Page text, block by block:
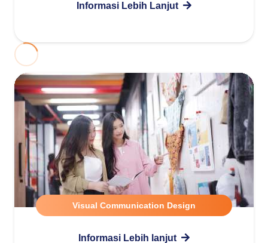
Informasi Lebih Lanjut
Visual Communication Design
Informasi Lebih lanjut